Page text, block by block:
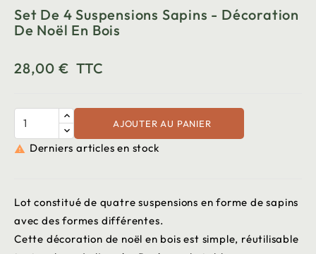
Set De 4 Suspensions Sapins - Décoration
De Noël En Bois
28,00 € TTC
AJOUTER AU PANIER
 Derniers articles en stock
Lot constitué de quatre suspensions en forme de sapins
avec des formes différentes.
Cette décoration de noël en bois est simple, réutilisable